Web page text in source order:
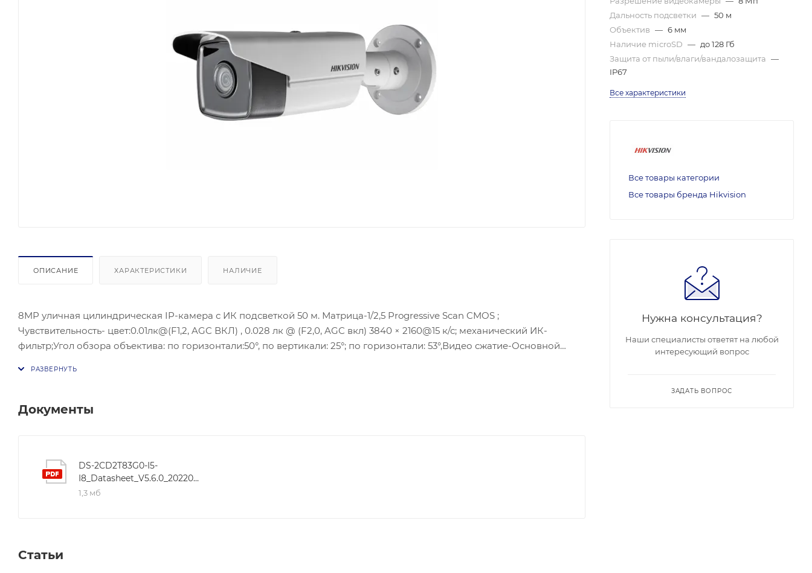
ОПИСАНИЕ ХАРАКТЕРИСТИКИ НАЛИЧИЕ
8MP уличная цилиндрическая IP-камера с ИК подсветкой 50 м. Матрица-1/2,5 Progressive Scan CMOS ;
Чувствительность- цвет:0.01лк@(F1,2, AGC ВКЛ) , 0.028 лк @ (F2,0, AGC вкл) 3840 × 2160@15 к/с; механический ИК-
фильтр;Угол обзора объектива: по горизонтали:50°, по вертикали: 25°; по горизонтали: 53°,Видео сжатие-Основной
Документы
DS-2CD2T83G0-I5-
I8_Datasheet_V5.6.0_20220609
1,3 мб
Статьи
Дальность подсветки — 50 м
Объектив — 6 мм
Наличие microSD — до 128 Гб
Защита от пыли/влаги/вандалозащита —
IP67
Все характеристики
Все товары категории
Все товары бренда Hikvision
Нужна консультация?
Наши специалисты ответят на любой
интересующий вопрос
ЗАДАТЬ ВОПРОС